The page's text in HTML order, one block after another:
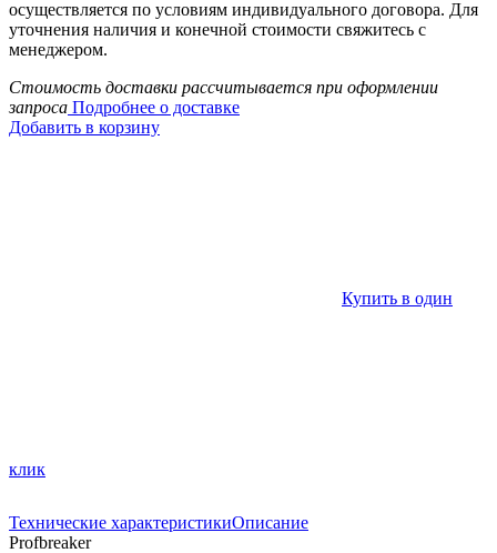
осуществляется по условиям индивидуального договора. Для
уточнения наличия и конечной стоимости свяжитесь с
менеджером.
Стоимость доставки рассчитывается при оформлении
запроса Подробнее о доставке
Добавить в корзину
Купить в один
клик
Технические характеристикиОписание
Profbreaker